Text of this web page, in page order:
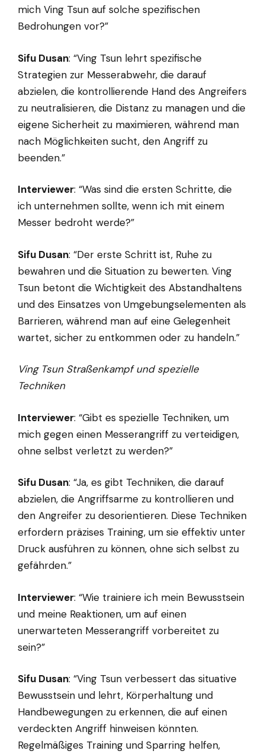
mich Ving Tsun auf solche spezifischen
Bedrohungen vor?”
Sifu Dusan: “Ving Tsun lehrt spezifische
Strategien zur Messerabwehr, die darauf
abzielen, die kontrollierende Hand des Angreifers
zu neutralisieren, die Distanz zu managen und die
eigene Sicherheit zu maximieren, während man
nach Möglichkeiten sucht, den Angriff zu
beenden.”
Interviewer: “Was sind die ersten Schritte, die
ich unternehmen sollte, wenn ich mit einem
Messer bedroht werde?”
Sifu Dusan: “Der erste Schritt ist, Ruhe zu
bewahren und die Situation zu bewerten. Ving
Tsun betont die Wichtigkeit des Abstandhaltens
und des Einsatzes von Umgebungselementen als
Barrieren, während man auf eine Gelegenheit
wartet, sicher zu entkommen oder zu handeln.”
Ving Tsun Straßenkampf und spezielle
Techniken
Interviewer: “Gibt es spezielle Techniken, um
mich gegen einen Messerangriff zu verteidigen,
ohne selbst verletzt zu werden?”
Sifu Dusan: “Ja, es gibt Techniken, die darauf
abzielen, die Angriffsarme zu kontrollieren und
den Angreifer zu desorientieren. Diese Techniken
erfordern präzises Training, um sie effektiv unter
Druck ausführen zu können, ohne sich selbst zu
gefährden.”
Interviewer: “Wie trainiere ich mein Bewusstsein
und meine Reaktionen, um auf einen
unerwarteten Messerangriff vorbereitet zu
sein?”
Sifu Dusan: “Ving Tsun verbessert das situative
Bewusstsein und lehrt, Körperhaltung und
Handbewegungen zu erkennen, die auf einen
verdeckten Angriff hinweisen könnten.
Regelmäßiges Training und Sparring helfen,